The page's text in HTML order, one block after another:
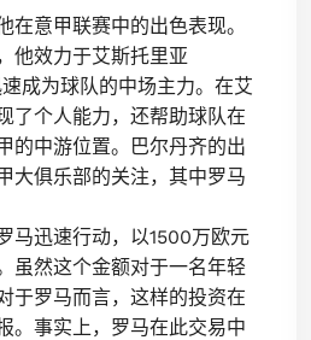
在意甲联赛中的出色表现。
他效力于艾斯托里亚
成为球队的中场主力。在艾
了个人能力，还帮助球队在
的中游位置。巴尔丹齐的出
大俱乐部的关注，其中罗马
马迅速行动，以1500万欧元
虽然这个金额对于一名年轻
于罗马而言，这样的投资在
。事实上，罗马在此交易中